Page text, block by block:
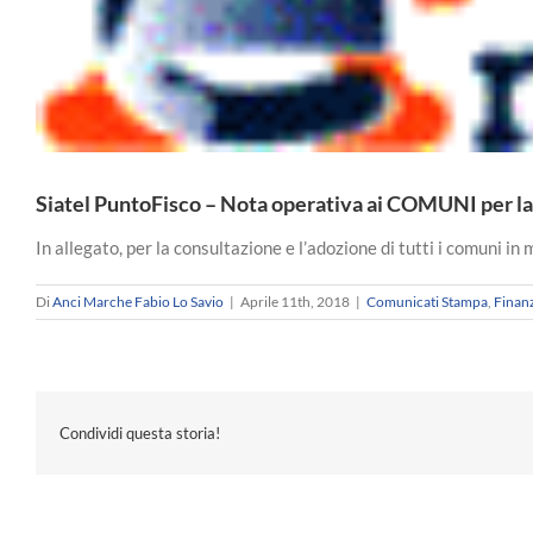
Siatel PuntoFisco – Nota operativa ai COMUNI per
In allegato, per la consultazione e l’adozione di tutti i comuni in
DiAnci Marche Fabio Lo Savio | Aprile 11th, 2018 | Comunicati Stampa,
Condividi questa storia!